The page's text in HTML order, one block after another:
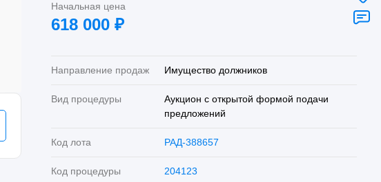
Начальная цена
618 000 ₽
Направление продаж Имущество должников
Вид процедуры
Аукцион с открытой формой подачи
предложений
Код лота РАД-388657
Код процедуры 204123